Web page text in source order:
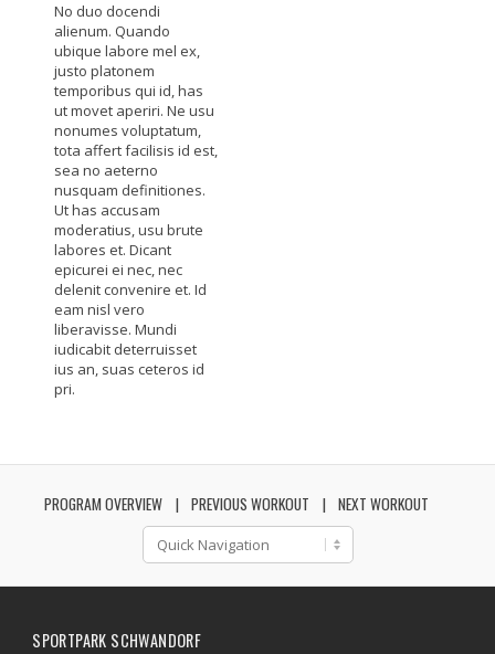
No duo docendi
alienum. Quando
ubique labore mel ex,
justo platonem
temporibus qui id, has
ut movet aperiri. Ne usu
nonumes voluptatum,
tota affert facilisis id est,
sea no aeterno
nusquam definitiones.
Ut has accusam
moderatius, usu brute
labores et. Dicant
epicurei ei nec, nec
delenit convenire et. Id
eam nisl vero
liberavisse. Mundi
iudicabit deterruisset
ius an, suas ceteros id
pri.
PROGRAM OVERVIEW PREVIOUS WORKOUT NEXT WORKOUT
SPORTPARK SCHWANDORF